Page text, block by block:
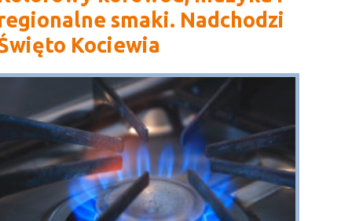
smaki. Nadchodzi
Kociewia